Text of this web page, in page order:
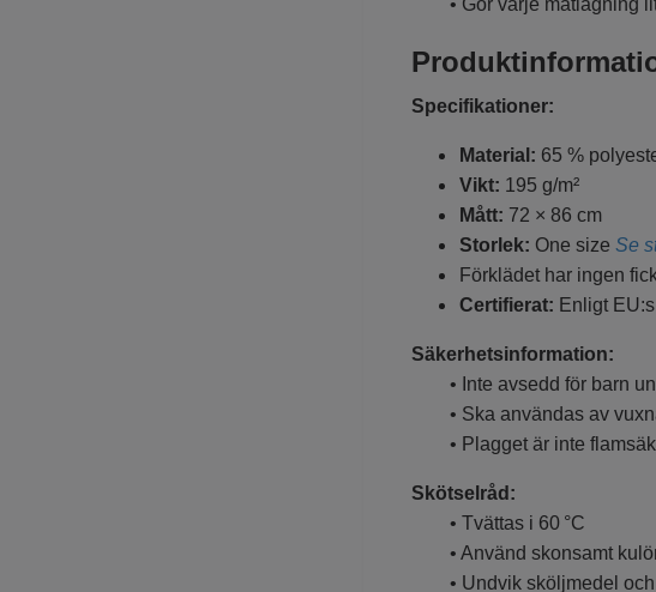
• Gör varje matlagning
Specifikationer:
Material: 65 %
Vikt: 195 g/m²
Mått: 72 × 86 cm
Storlek: One size Se
Förklädet har ingen
Certifierat: Enligt
Säkerhetsinformation:
• Inte avsedd för barn
• Ska användas av
• Plagget är inte
Skötselråd:
• Tvättas i 60 °C
• Använd skonsamt
• Undvik sköljmedel och